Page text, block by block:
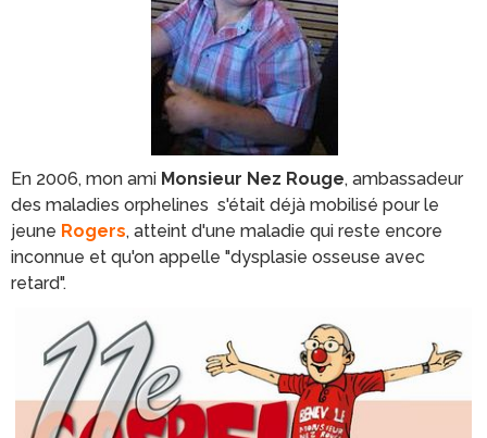
En 2006, mon ami Monsieur Nez Rouge, ambassadeur
des maladies orphelines s'était déjà mobilisé pour le
jeune Rogers, atteint d'une maladie qui reste encore
inconnue et qu'on appelle "dysplasie osseuse avec
retard".